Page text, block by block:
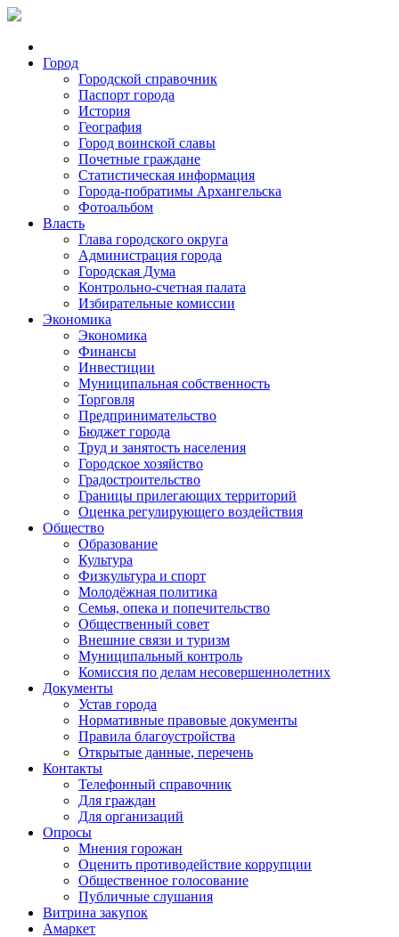
Город
Городской справочник
Паспорт города
История
География
Город воинской славы
Почетные граждане
Статистическая информация
Города-побратимы Архангельска
Фотоальбом
Власть
Глава городского округа
Администрация города
Городская Дума
Контрольно-счетная палата
Избирательные комиссии
Экономика
Экономика
Финансы
Инвестиции
Муниципальная собственность
Торговля
Предпринимательство
Бюджет города
Труд и занятость населения
Городское хозяйство
Градостроительство
Границы прилегающих территорий
Оценка регулирующего воздействия
Общество
Образование
Культура
Физкультура и спорт
Молодёжная политика
Семья, опека и попечительство
Общественный совет
Внешние связи и туризм
Муниципальный контроль
Комиссия по делам несовершеннолетних
Документы
Устав города
Нормативные правовые документы
Правила благоустройства
Открытые данные, перечень
Контакты
Телефонный справочник
Для граждан
Для организаций
Опросы
Мнения горожан
Оценить противодействие коррупции
Общественное голосование
Публичные слушания
Витрина закупок
Амаркет